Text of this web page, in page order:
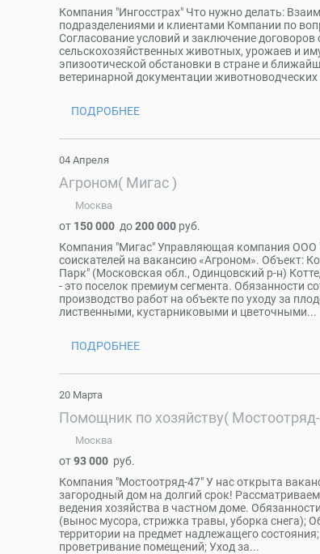
Компания "Ингосстрах" Что нужно делать:
подразделениями и клиентами Компании по
Согласование условий и заключение договоров
сельскохозяйственных животных, урожаев и
эпизоотической обстановки в стране и
ветеринарной документации
ПОДРОБНЕЕ
04 Апреля
Агроном( Мигас )
Москва
от 150 000 до200 000 руб.
Компания "Мигас" Управляющая компания ООО
соискателей на вакансию «Агроном». Объект:
Парк" (Московская обл., Одинцовский р-н)
- это поселок премиум сегмента. Обязанности
производство работ на объекте по уходу за
лиственными, кустарниковыми и цветочными...
ПОДРОБНЕЕ
20 Марта
Помощник по хозяйству(
Москва
от93 000 руб.
Компания "Мостоотряд-47" У нас открыта
загородный дом на долгий срок!
ведения хозяйства в частном доме.
(вынос мусора, стрижка травы, уборка снега);
территории на предмет надлежащего
проветривание помещений; Уход за...